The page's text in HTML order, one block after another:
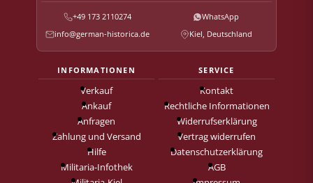
+49 173 2110274
WhatsApp
info@german-historica.de
Kiel, Deutschland
INFORMATIONEN
Verkauf
Ankauf
Anfragen
Zahlung und Versand
Hilfe
Militaria-Infothek
SERVICE
Kontakt
Rechtliche Informationen
Widerrufserklärung
Vertrag widerrufen
Datenschutzerklärung
AGB